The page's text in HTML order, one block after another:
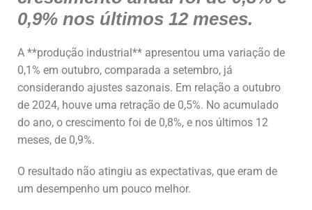
0,9% nos últimos 12 meses.
A **produção industrial** apresentou uma variação de
0,1% em outubro, comparada a setembro, já
considerando ajustes sazonais. Em relação a outubro
de 2024, houve uma retração de 0,5%. No acumulado
do ano, o crescimento foi de 0,8%, e nos últimos 12
meses, de 0,9%.
O resultado não atingiu as expectativas, que eram de
um desempenho um pouco melhor.